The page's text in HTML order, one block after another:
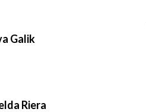
Galik
Riera